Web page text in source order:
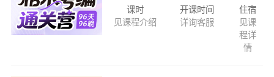
课时
见课程介绍
开课时间
详询客服
住宿
见课
程详
情